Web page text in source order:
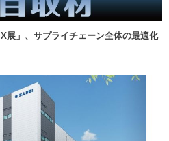
展」、サプライチェーン全体の最適化